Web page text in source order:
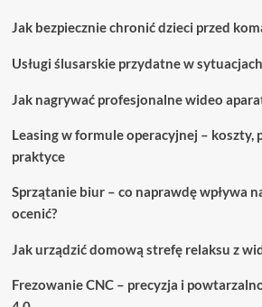
Jak bezpiecznie chronić dzieci przed
Usługi ślusarskie przydatne w
Jak nagrywać profesjonalne wideo
Leasing w formule operacyjnej – koszty,
praktyce
Sprzątanie biur – co naprawdę wpływa
ocenić?
Jak urządzić domową strefę relaksu z
Frezowanie CNC – precyzja i